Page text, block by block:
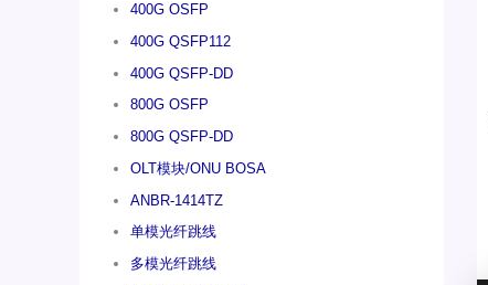
400G OSFP
400G QSFP112
400G QSFP-DD
800G OSFP
800G QSFP-DD
OLT模块/ONU BOSA
ANBR-1414TZ
单模光纤跳线
多模光纤跳线